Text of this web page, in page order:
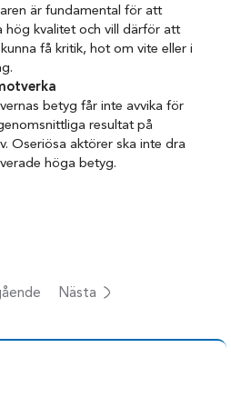
är fundamental för att
hög kvalitet och vill därför att
få kritik, hot om vite eller i
betyg får inte avvika för
resultat på
Oseriösa aktörer ska inte dra
höga betyg.
Nästa